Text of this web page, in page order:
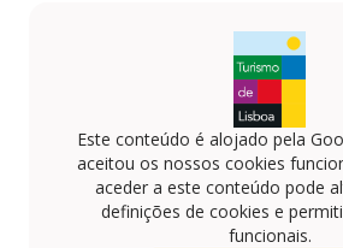
Este conteúdo é alojado pela
aceitou os nossos cookies
aceder a este conteúdo pode
definições de cookies e
funcionais.